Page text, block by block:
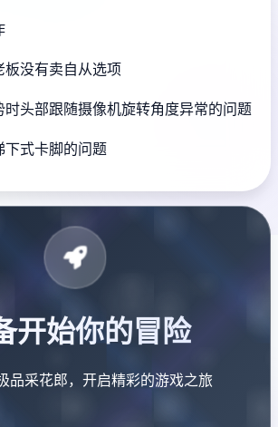
没有卖自从选项
头部跟随摄像机旋转角度异常的问题
下式卡脚的问题
开始你的冒险
品采花郎，开启精彩的游戏之旅